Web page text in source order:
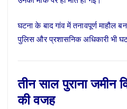
घटना के बाद गांव में तनावपूर्ण माहौल
पुलिस और प्रशासनिक अधिकारी भी
तीन साल पुराना जमीन
की वजह